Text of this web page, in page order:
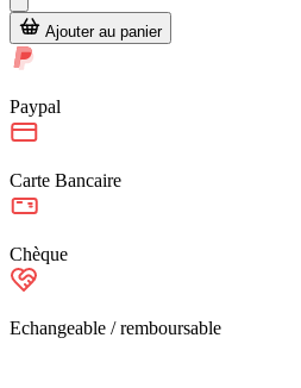
Ajouter au panier
Paypal
Carte Bancaire
Chèque
Echangeable / remboursable